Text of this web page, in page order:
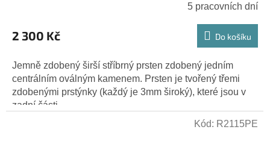
5 pracovních dní
2 300 Kč Do košíku
Jemně zdobený širší stříbrný prsten zdobený jedním
centrálním oválným kamenem. Prsten je tvořený třemi
zdobenými prstýnky (každý je 3mm široký), které jsou v
zadní části...
Kód: R2115PE